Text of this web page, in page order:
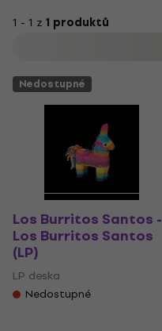
1 - 1 z 1 produktů
Nedostupné
Los Burritos Santos -
Los Burritos Santos
(LP)
LP deska
Nedostupné